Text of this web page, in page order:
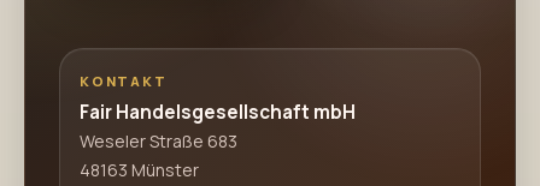
KONTAKT
Fair Handelsgesellschaft mbH
Weseler Straße 683
48163 Münster